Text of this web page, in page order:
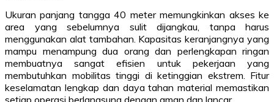
Ukuran panjang tangga 40 meter memungkinkan akses ke
area yang sebelumnya sulit dijangkau, tanpa harus
menggunakan alat tambahan. Kapasitas keranjangnya yang
mampu menampung dua orang dan perlengkapan ringan
membuatnya sangat efisien untuk pekerjaan yang
membutuhkan mobilitas tinggi di ketinggian ekstrem. Fitur
keselamatan lengkap dan daya tahan material memastikan